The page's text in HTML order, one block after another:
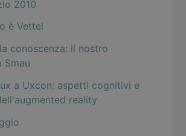
2010
è Vettel
conoscenza: il nostro
Smau
a Uxcon: aspetti cognitivi e
reality